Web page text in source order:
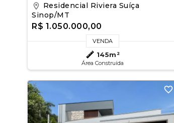
Residencial Riviera Suíça
Sinop/MT
R$ 1.050.000,00
VENDA
145m²
Área Construída